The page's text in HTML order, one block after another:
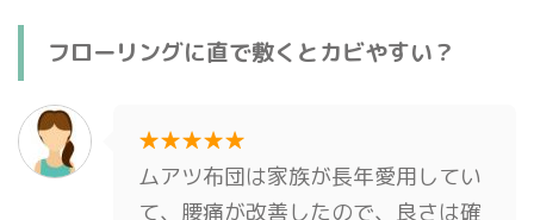
フローリングに直で敷くとカビやすい？
★★★★★
ムアツ布団は家族が長年愛用してい
て、腰痛が改善したので、良さは確